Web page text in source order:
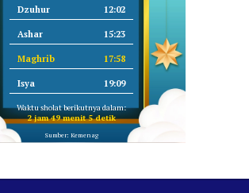
Dzuhur 12:02
Ashar 15:23
Maghrib 17:58
Isya 19:09
Waktu sholat berikutnya dalam:
2 jam 49 menit 4 detik
Sumber: Kemenag